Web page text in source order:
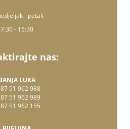
- petak
7:30 - 15:30
nas:
LUKA
51 962 988
51 962 989
51 962 155